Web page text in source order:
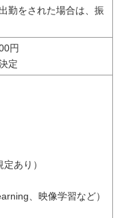
勤をされた場合は、振
円
定
あり）
、映像学習など）